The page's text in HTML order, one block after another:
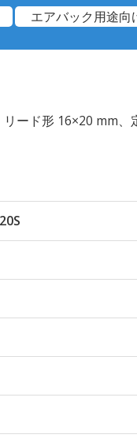
エアバック用途向
ード形 16×20 mm、